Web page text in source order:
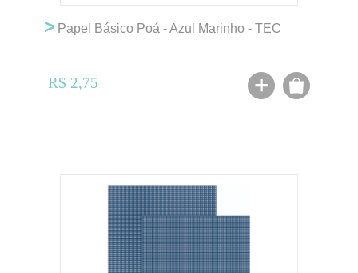
> Papel Básico Poá - Azul Marinho - TEC
R$ 2,75